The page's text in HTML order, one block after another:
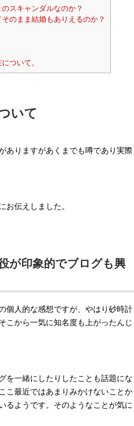
スキャンダルなのか？
のまま結婚もありえるのか？
ついて。
いて
ありますがあくまでも噂であり実際
お伝えしました。
が印象的でブログも興
個人的な感想ですが、やはり砂時計
こから一気に知名度も上がったんじ
を一緒にしたりしたことも話題にな
こ最近ではあまりみかけないことか
るようです。そのようなことが気に